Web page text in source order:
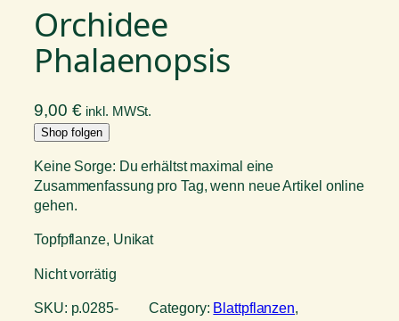
Orchidee
Phalaenopsis
9,00 € inkl. MWSt.
Shop folgen
Keine Sorge: Du erhältst maximal eine
Zusammenfassung pro Tag, wenn neue Artikel online
gehen.
Topfpflanze, Unikat
Nicht vorrätig
SKU: p.0285-
Category: Blattpflanzen